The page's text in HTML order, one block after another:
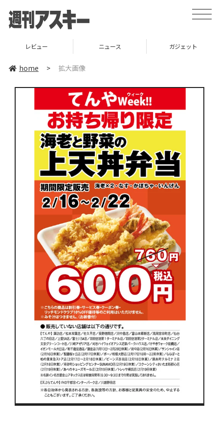
toggle
レビュー ニュース ガジェット
home > 拡大画像